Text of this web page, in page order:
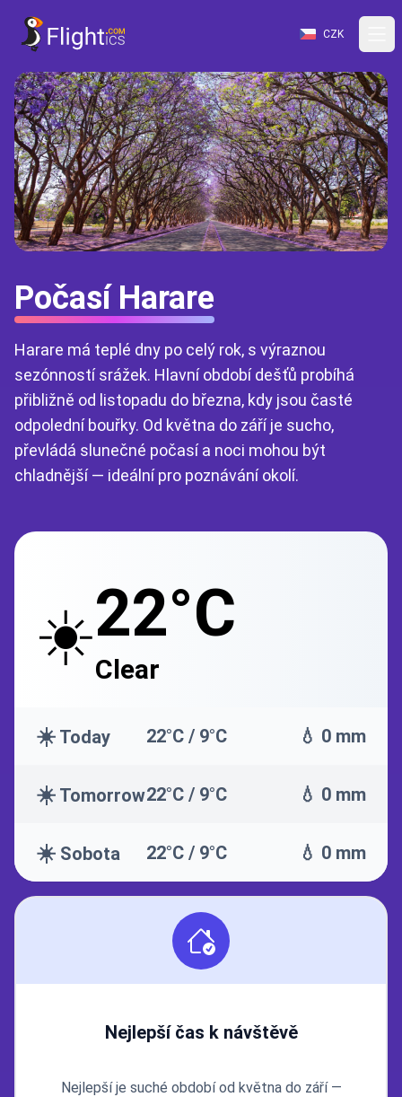
CZK
Počasí Harare
Harare má teplé dny po celý rok, s výraznou
sezónností srážek. Hlavní období dešťů probíhá
přibližně od listopadu do března, kdy jsou časté
odpolední bouřky. Od května do září je sucho,
převládá slunečné počasí a noci mohou být
chladnější — ideální pro poznávání okolí.
☀️22°C
Clear
☀️ Today 22°C / 9°C 💧 0 mm
☀️ Tomorrow22°C / 9°C 💧 0 mm
☀️ Sobota 22°C / 9°C 💧 0 mm
Nejlepší čas k návštěvě
Nejlepší je suché období od května do září —